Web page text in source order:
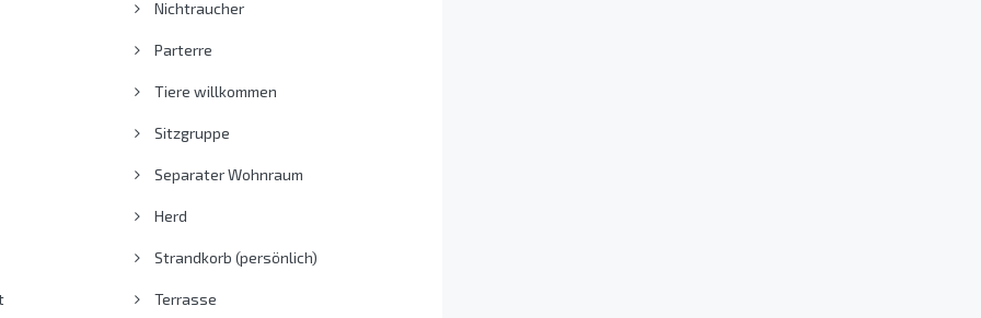
Nichtraucher
Parterre
Tiere willkommen
Sitzgruppe
Separater Wohnraum
Herd
Strandkorb (persönlich)
Terrasse